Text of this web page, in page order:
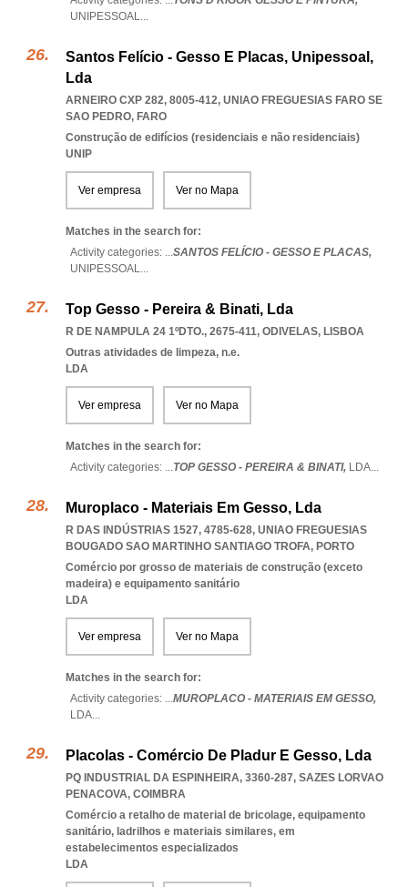
UNIPESSOAL...
Santos Felício - Gesso E Placas, Unipessoal,
Lda
ARNEIRO CXP 282, 8005-412, UNIAO FREGUESIAS FARO SE
SAO PEDRO, FARO
Construção de edifícios (residenciais e não residenciais)
UNIP
Ver empresa Ver no Mapa
Matches in the search for:
Activity categories: ...SANTOS FELÍCIO - GESSO E PLACAS,
UNIPESSOAL...
Top Gesso - Pereira & Binati, Lda
R DE NAMPULA 24 1ºDTO., 2675-411, ODIVELAS, LISBOA
Outras atividades de limpeza, n.e.
LDA
Ver empresa Ver no Mapa
Matches in the search for:
Activity categories: ...TOP GESSO - PEREIRA & BINATI, LDA...
Muroplaco - Materiais Em Gesso, Lda
R DAS INDÚSTRIAS 1527, 4785-628, UNIAO FREGUESIAS
BOUGADO SAO MARTINHO SANTIAGO TROFA, PORTO
Comércio por grosso de materiais de construção (exceto
madeira) e equipamento sanitário
LDA
Ver empresa Ver no Mapa
Matches in the search for:
Activity categories: ...MUROPLACO - MATERIAIS EM GESSO,
LDA...
Placolas - Comércio De Pladur E Gesso, Lda
PQ INDUSTRIAL DA ESPINHEIRA, 3360-287, SAZES LORVAO
PENACOVA, COIMBRA
Comércio a retalho de material de bricolage, equipamento
sanitário, ladrilhos e materiais similares, em
estabelecimentos especializados
LDA